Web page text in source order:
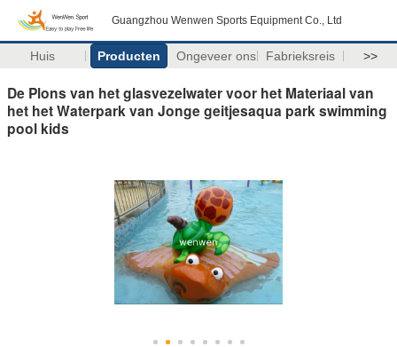
Guangzhou Wenwen Sports Equipment Co., Ltd
Huis Producten Ongeveer ons Fabrieksreis >>
De Plons van het glasvezelwater voor het Materiaal van
het het Waterpark van Jonge geitjesaqua park swimming
pool kids